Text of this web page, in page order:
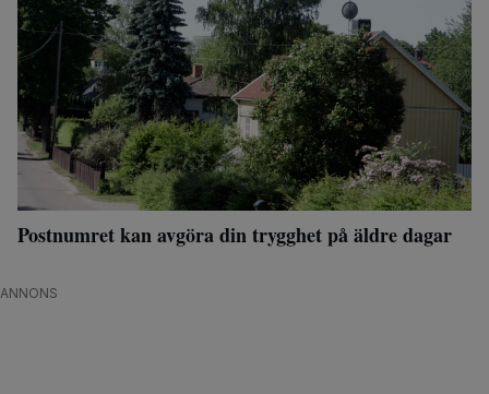
Postnumret kan avgöra din trygghet på äldre dagar
ANNONS